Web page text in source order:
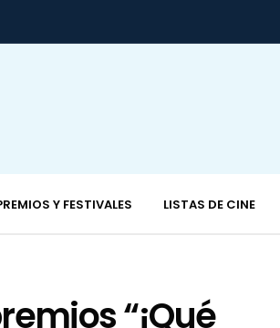
Y FESTIVALES LISTAS DE CINE
“¡Qué